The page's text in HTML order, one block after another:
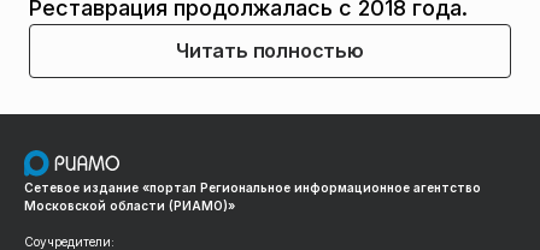
Реставрация продолжалась с 2018 года.
Читать полностью
Сетевое издание «портал Региональное информационное агентство
Московской области (РИАМО)»
Соучредители: